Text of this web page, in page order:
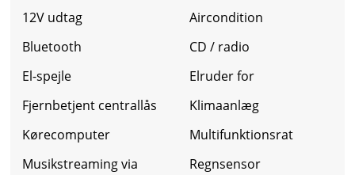
12V udtag
Aircondition
Bluetooth
CD / radio
El-spejle
Elruder for
Fjernbetjent centrallås
Klimaanlæg
Kørecomputer
Multifunktionsrat
Musikstreaming via
Regnsensor